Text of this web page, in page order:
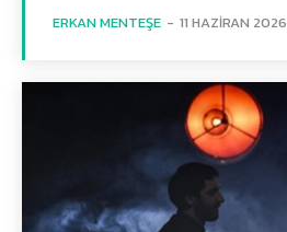
ERKAN MENTEŞE - 11 HAZIRAN 2026